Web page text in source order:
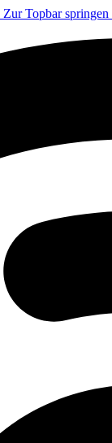
Zur Topbar springen